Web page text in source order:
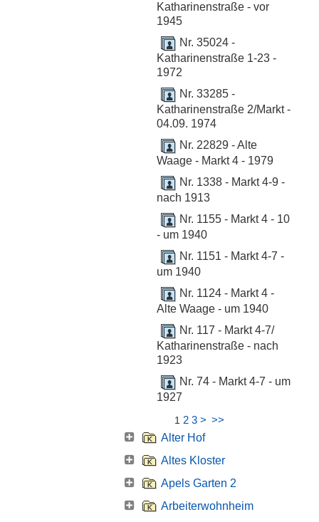
Katharinenstraße - vor
1945
Nr. 35024 -
Katharinenstraße 1-23 -
1972
Nr. 33285 -
Katharinenstraße 2/Markt -
04.09. 1974
Nr. 22829 - Alte
Waage - Markt 4 - 1979
Nr. 1338 - Markt 4-9 -
nach 1913
Nr. 1155 - Markt 4 - 10
- um 1940
Nr. 1151 - Markt 4-7 -
um 1940
Nr. 1124 - Markt 4 -
Alte Waage - um 1940
Nr. 117 - Markt 4-7/
Katharinenstraße - nach
1923
Nr. 74 - Markt 4-7 - um
1927
1 2 3 > >>
Alter Hof
Altes Kloster
Apels Garten 2
Arbeiterwohnheim